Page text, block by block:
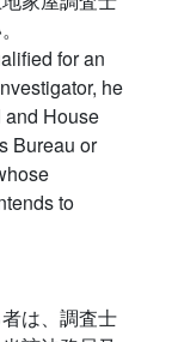
for an
he
and House
Bureau or
to
は、調査士